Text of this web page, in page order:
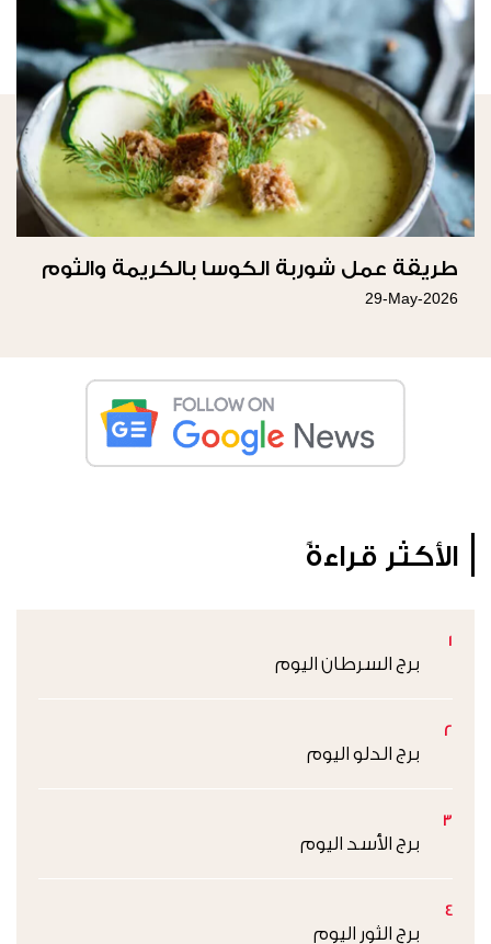
طريقة عمل شوربة الكوسا بالكريمة والثوم
29-May-2026
الأكثر قراءةً
1
برج السرطان اليوم
2
برج الدلو اليوم
3
برج الأسد اليوم
4
برج الثور اليوم